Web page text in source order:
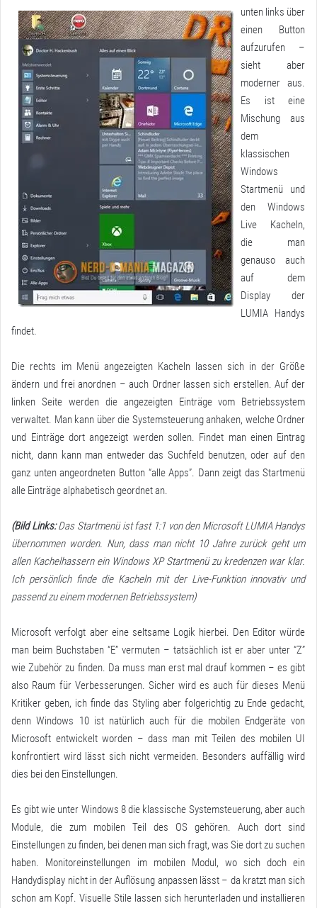
unten links über
einen Button
aufzurufen –
sieht aber
moderner aus.
Es ist eine
Mischung aus
dem
klassischen
Windows
Startmenü und
den Windows
Live Kacheln,
die man
genauso auch
auf dem
Display der
LUMIA Handys
findet.
Die rechts im Menü angezeigten Kacheln lassen sich in der Größe
ändern und frei anordnen – auch Ordner lassen sich erstellen. Auf der
linken Seite werden die angezeigten Einträge vom Betriebssystem
verwaltet. Man kann über die Systemsteuerung anhaken, welche Ordner
und Einträge dort angezeigt werden sollen. Findet man einen Eintrag
nicht, dann kann man entweder das Suchfeld benutzen, oder auf den
ganz unten angeordneten Button “alle Apps”. Dann zeigt das Startmenü
alle Einträge alphabetisch geordnet an.
(Bild Links:Das Startmenü ist fast 1:1 von den Microsoft LUMIA Handys
übernommen worden. Nun, dass man nicht 10 Jahre zurück geht um
allen Kachelhassern ein Windows XP Startmenü zu kredenzen war klar.
Ich persönlich finde die Kacheln mit der Live-Funktion innovativ und
passend zu einem modernen Betriebssystem)
Microsoft verfolgt aber eine seltsame Logik hierbei. Den Editor würde
man beim Buchstaben “E” vermuten – tatsächlich ist er aber unter “Z”
wie Zubehör zu finden. Da muss man erst mal drauf kommen – es gibt
also Raum für Verbesserungen. Sicher wird es auch für dieses Menü
Kritiker geben, ich finde das Styling aber folgerichtig zu Ende gedacht,
denn Windows 10 ist natürlich auch für die mobilen Endgeräte von
Microsoft entwickelt worden – dass man mit Teilen des mobilen UI
konfrontiert wird lässt sich nicht vermeiden. Besonders auffällig wird
dies bei den Einstellungen.
Es gibt wie unter Windows 8 die klassische Systemsteuerung, aber auch
Module, die zum mobilen Teil des OS gehören. Auch dort sind
Einstellungen zu finden, bei denen man sich fragt, was Sie dort zu suchen
haben. Monitoreinstellungen im mobilen Modul, wo sich doch ein
Handydisplay nicht in der Auflösung anpassen lässt – da kratzt man sich
schon am Kopf. Visuelle Stile lassen sich herunterladen und installieren